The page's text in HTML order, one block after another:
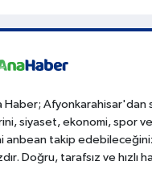
Haber; Afyonkarahisar'dan
siyaset, ekonomi, spor
anbean takip
Doğru, tarafsız ve hızlı